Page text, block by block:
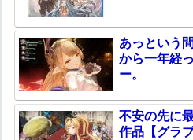
あっという
から一年経
ー。
不安の先に
作品【グラ